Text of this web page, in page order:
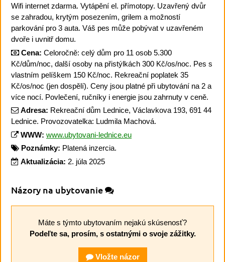
Wifi internet zdarma. Vytápění el. přímotopy. Uzavřený dvůr
se zahradou, krytým posezením, grilem a možností
parkování pro 3 auta. Váš pes může pobývat v uzavřeném
dvoře i uvnitř domu.
Cena: Celoročně: celý dům pro 11 osob 5.300
Kč/dům/noc, další osoby na přistýlkách 300 Kč/os/noc. Pes s
vlastním pelíškem 150 Kč/noc. Rekreační poplatek 35
Kč/os/noc (jen dospělí). Ceny jsou platné při ubytování na 2 a
více nocí. Povlečení, ručníky i energie jsou zahrnuty v ceně.
Adresa: Rekreační dům Lednice, Václavkova 193, 691 44
Lednice. Provozovatelka: Ludmila Machová.
WWW: www.ubytovani-lednice.eu
Poznámky: Platená inzercia.
Aktualizácia: 2. júla 2025
Názory na ubytovanie
Máte s týmto ubytovaním nejakú skúsenosť?
Podeľte sa, prosím, s ostatnými o svoje zážitky.
Vložte názor